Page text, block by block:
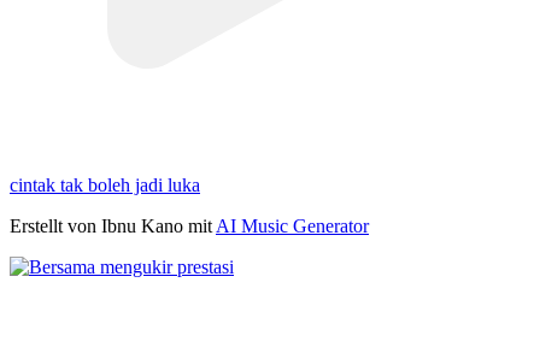
cintak tak boleh jadi luka
Erstellt von Ibnu Kano mit AI Music Generator